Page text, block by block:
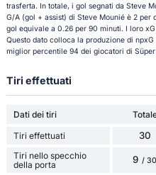
trasferta. In totale, i gol segnati da Steve
G/A (gol + assist) di Steve Mounié è 2 per
gol equivale a 0.26 per 90 minuti. I loro
Questo dato colloca la produzione di
miglior percentile 94 dei giocatori di Süper
Tiri effettuati
Dati dei tiri
Tiri effettuati
30
Tiri nello specchio
della porta
9 / 30